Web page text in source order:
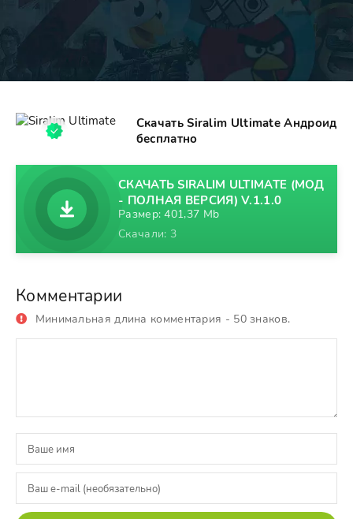
Скачать Siralim Ultimate Андроид
бесплатно
СКАЧАТЬ SIRALIM ULTIMATE (МОД
- ПОЛНАЯ ВЕРСИЯ) V.1.1.0
Размер: 401,37 Mb
Скачали: 3
Комментарии
Минимальная длина комментария - 50 знаков.